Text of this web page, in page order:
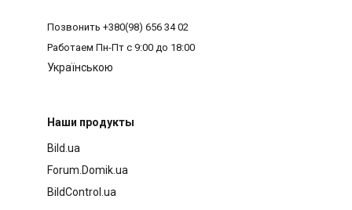
Позвонить +380(98) 656 34 02
Работаем Пн-Пт с 9:00 до 18:00
Українською
Наши продукты
Bild.ua
Forum.Domik.ua
BildControl.ua